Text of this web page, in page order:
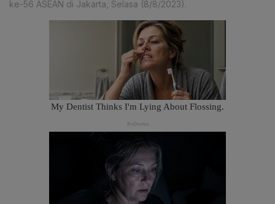
ke-56 ASEAN di Jakarta, Selasa (8/8/2023).